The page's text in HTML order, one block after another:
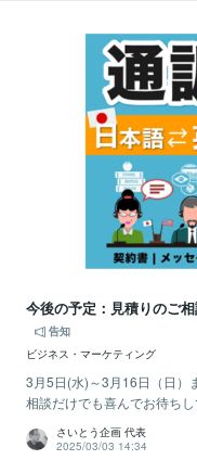
今後の予定：見積りのご
告知
ビジネス・マーケティング
3月5日(水)～3月16日（日）
相談だけでも喜んでお待ち
さいとう企画 代表
2025/03/03 14:34